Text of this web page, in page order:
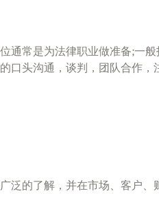
通常是为法律职业做准备;一
口头沟通，谈判，团队合作
泛的了解，并在市场、客户、